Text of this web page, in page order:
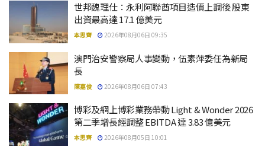
世邦魏理仕：永利阿聯酋項目造價上調後 股東
出資最高達 17.1 億美元
本思齊 2026年08月06日 09:35
澳門治安警察局人事變動，伍素萍委任為新局
長
陳嘉俊 2026年08月06日 07:43
博彩及網上博彩業務帶動 Light & Wonder 2026
第二季增長經調整 EBITDA 達 3.83 億美元
本思齊 2026年08月05日 10:01